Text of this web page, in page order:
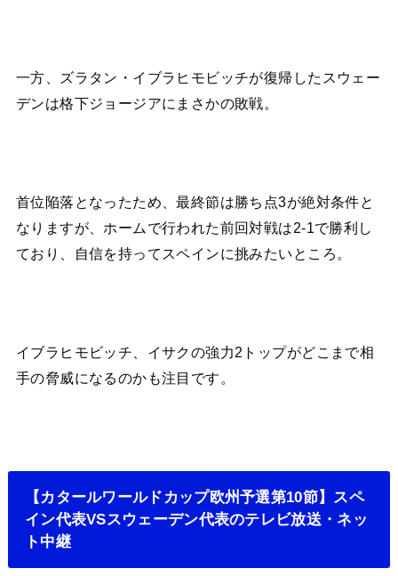
一方、ズラタン・イブラヒモビッチが復帰したスウェー
デンは格下ジョージアにまさかの敗戦。
首位陥落となったため、最終節は勝ち点3が絶対条件と
なりますが、ホームで行われた前回対戦は2-1で勝利し
ており、自信を持ってスペインに挑みたいところ。
イブラヒモビッチ、イサクの強力2トップがどこまで相
手の脅威になるのかも注目です。
【カタールワールドカップ欧州予選第10節】スペ
イン代表VSスウェーデン代表のテレビ放送・ネッ
ト中継